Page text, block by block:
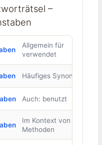
–
Allgemein für
verwendet
Häufiges Synonym
Auch: benutzt
Im Kontext von
Methoden